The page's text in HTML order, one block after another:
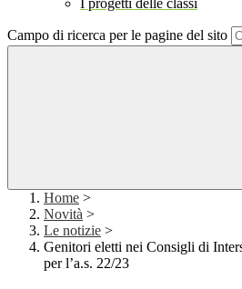
I progetti delle classi
Campo di ricerca per le pagine del sito
Home >
Novità >
Le notizie >
Genitori eletti nei Consigli di
per l’a.s. 22/23